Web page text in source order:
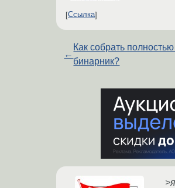
Ссылка
←
Как собрать
бинарник?